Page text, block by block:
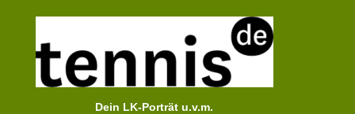
Dein LK-Porträt u.v.m.